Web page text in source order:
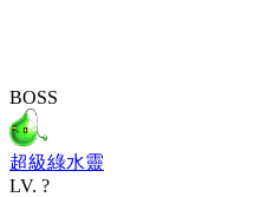
BOSS
超級綠水靈
LV. ?